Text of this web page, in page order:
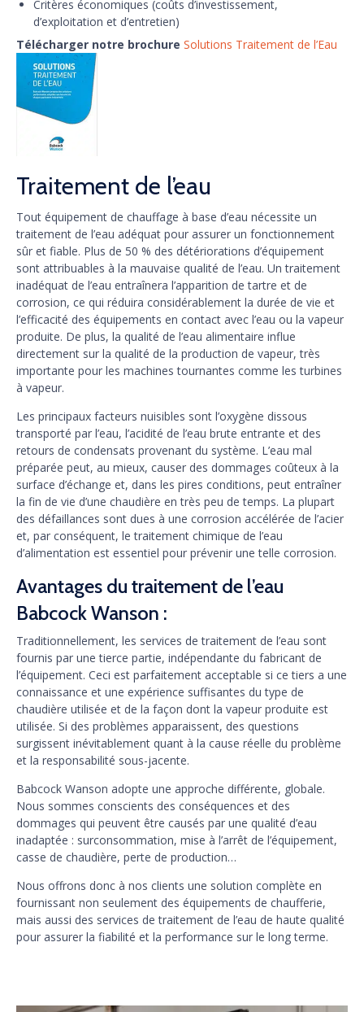
Critères économiques (coûts d’investissement,
d’exploitation et d’entretien)
Télécharger notre brochure Solutions Traitement de l’Eau
Traitement de l’eau
Tout équipement de chauffage à base d’eau nécessite un
traitement de l’eau adéquat pour assurer un fonctionnement
sûr et fiable. Plus de 50 % des détériorations d’équipement
sont attribuables à la mauvaise qualité de l’eau. Un traitement
inadéquat de l’eau entraînera l’apparition de tartre et de
corrosion, ce qui réduira considérablement la durée de vie et
l’efficacité des équipements en contact avec l’eau ou la vapeur
produite. De plus, la qualité de l’eau alimentaire influe
directement sur la qualité de la production de vapeur, très
importante pour les machines tournantes comme les turbines
à vapeur.
Les principaux facteurs nuisibles sont l’oxygène dissous
transporté par l’eau, l’acidité de l’eau brute entrante et des
retours de condensats provenant du système. L’eau mal
préparée peut, au mieux, causer des dommages coûteux à la
surface d’échange et, dans les pires conditions, peut entraîner
la fin de vie d’une chaudière en très peu de temps. La plupart
des défaillances sont dues à une corrosion accélérée de l’acier
et, par conséquent, le traitement chimique de l’eau
d’alimentation est essentiel pour prévenir une telle corrosion.
Avantages du traitement de l’eau
Babcock Wanson :
Traditionnellement, les services de traitement de l’eau sont
fournis par une tierce partie, indépendante du fabricant de
l’équipement. Ceci est parfaitement acceptable si ce tiers a une
connaissance et une expérience suffisantes du type de
chaudière utilisée et de la façon dont la vapeur produite est
utilisée. Si des problèmes apparaissent, des questions
surgissent inévitablement quant à la cause réelle du problème
et la responsabilité sous-jacente.
Babcock Wanson adopte une approche différente, globale.
Nous sommes conscients des conséquences et des
dommages qui peuvent être causés par une qualité d’eau
inadaptée : surconsommation, mise à l’arrêt de l’équipement,
casse de chaudière, perte de production…
Nous offrons donc à nos clients une solution complète en
fournissant non seulement des équipements de chaufferie,
mais aussi des services de traitement de l’eau de haute qualité
pour assurer la fiabilité et la performance sur le long terme.